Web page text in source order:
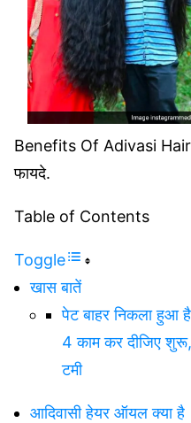
Benefits Of Adivasi
फायदे.
Table of Contents
Toggle
खास बातें
पेट बाहर निकला हुआ
4 काम कर दीजिए शुरू,
टमी
आदिवासी हेयर ऑयल क्या